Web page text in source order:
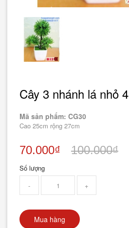
Cây 3 nhánh lá nhỏ 4
Mã sản phẩm: CG30
Cao 25cm rộng 27cm
70.000₫ 100.000₫
Số lượng
-
+
Mua hàng